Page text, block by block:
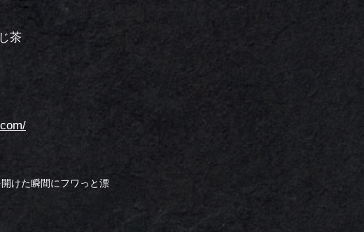
茶
けた瞬間にフワっと漂